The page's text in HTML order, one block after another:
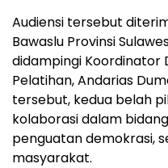
Audiensi tersebut
Bawaslu Provinsi
didampingi Koordinator
Pelatihan, Andarias
tersebut, kedua belah
kolaborasi dalam
penguatan demokrasi,
masyarakat.